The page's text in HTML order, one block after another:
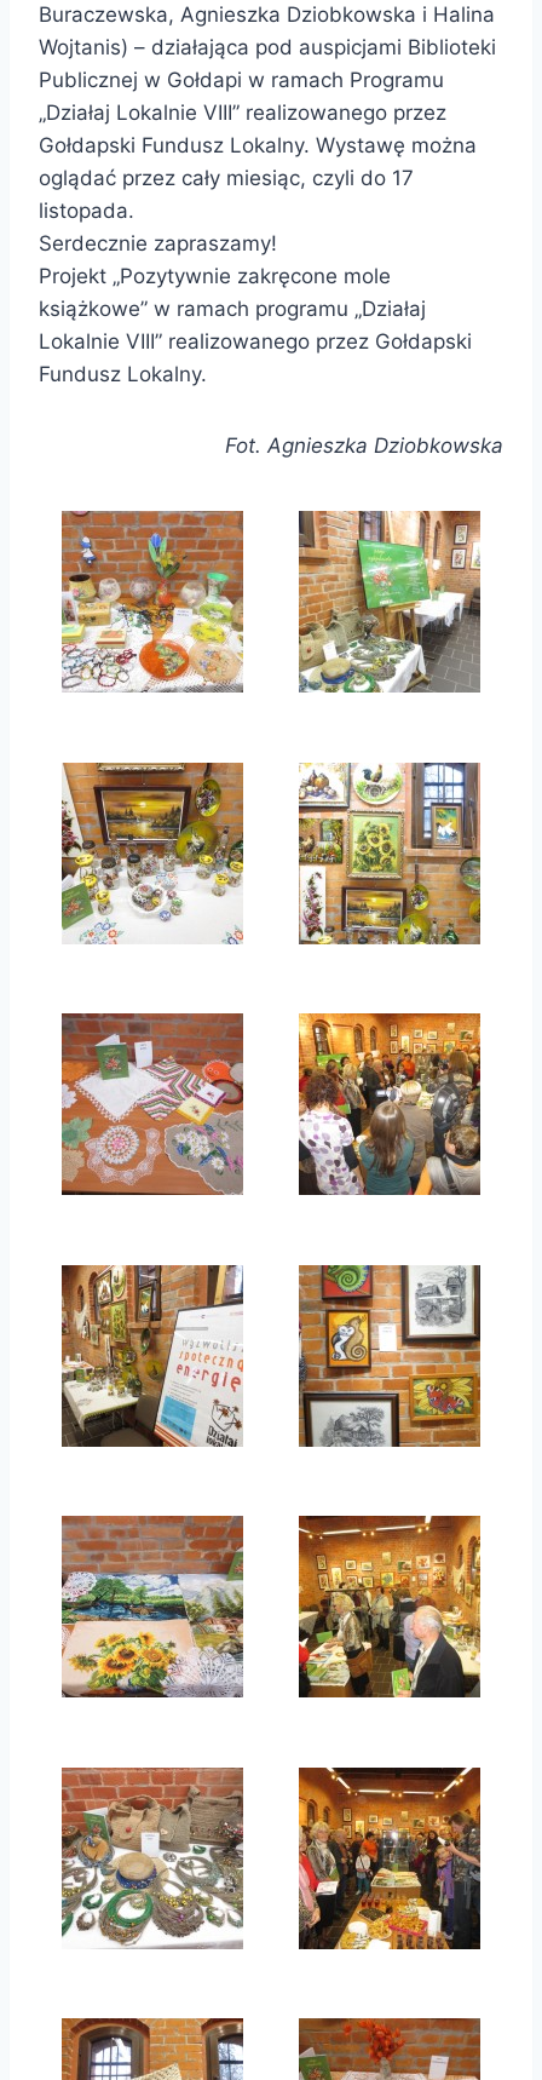
Buraczewska, Agnieszka Dziobkowska i Halina
Wojtanis) – działająca pod auspicjami Biblioteki
Publicznej w Gołdapi w ramach Programu
„Działaj Lokalnie VIII” realizowanego przez
Gołdapski Fundusz Lokalny. Wystawę można
oglądać przez cały miesiąc, czyli do 17
listopada.
Serdecznie zapraszamy!
Projekt „Pozytywnie zakręcone mole
książkowe” w ramach programu „Działaj
Lokalnie VIII” realizowanego przez Gołdapski
Fundusz Lokalny.
Fot. Agnieszka Dziobkowska